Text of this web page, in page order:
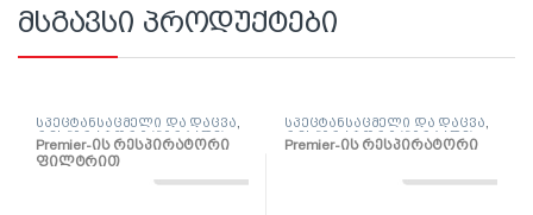
მსგავსი პროდუქტები
სპეცტანსაცმელი და დაცვა
რესპირატორი (პირბადე)
Premier-ის რესპირატორი
ფილტრით
სპეცტანსაცმელი და დაცვა
რესპირატორი (პირბადე)
Premier-ის რესპირატორი